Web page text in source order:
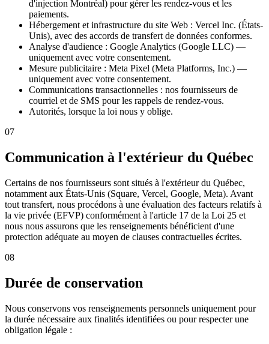
d'injection Montréal) pour gérer les rendez-vous et les
paiements.
Hébergement et infrastructure du site Web : Vercel Inc. (États-
Unis), avec des accords de transfert de données conformes.
Analyse d'audience : Google Analytics (Google LLC) —
uniquement avec votre consentement.
Mesure publicitaire : Meta Pixel (Meta Platforms, Inc.) —
uniquement avec votre consentement.
Communications transactionnelles : nos fournisseurs de
courriel et de SMS pour les rappels de rendez-vous.
Autorités, lorsque la loi nous y oblige.
07
Communication à l'extérieur du Québec
Certains de nos fournisseurs sont situés à l'extérieur du Québec,
notamment aux États-Unis (Square, Vercel, Google, Meta). Avant
tout transfert, nous procédons à une évaluation des facteurs relatifs à
la vie privée (EFVP) conformément à l'article 17 de la Loi 25 et
nous nous assurons que les renseignements bénéficient d'une
protection adéquate au moyen de clauses contractuelles écrites.
08
Durée de conservation
Nous conservons vos renseignements personnels uniquement pour
la durée nécessaire aux finalités identifiées ou pour respecter une
obligation légale :